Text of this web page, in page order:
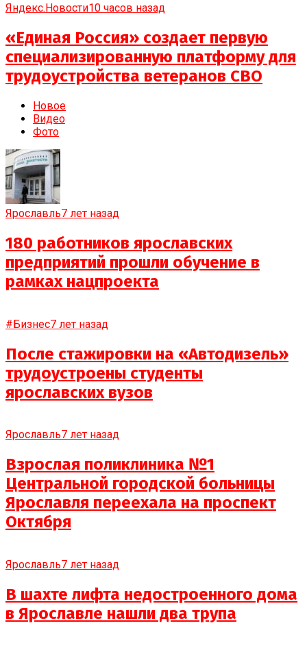
Яндекс.Новости10 часов назад
«Единая Россия» создает первую
специализированную платформу для
трудоустройства ветеранов СВО
Новое
Видео
Фото
Ярославль7 лет назад
180 работников ярославских
предприятий прошли обучение в
рамках нацпроекта
#Бизнес7 лет назад
После стажировки на «Автодизель»
трудоустроены студенты
ярославских вузов
Ярославль7 лет назад
Взрослая поликлиника №1
Центральной городской больницы
Ярославля переехала на проспект
Октября
Ярославль7 лет назад
В шахте лифта недостроенного дома
в Ярославле нашли два трупа